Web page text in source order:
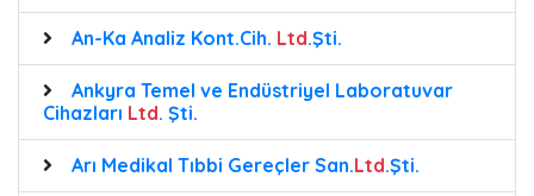
An-Ka Analiz Kont.Cih. Ltd.Şti.
Ankyra Temel ve Endüstriyel Laboratuvar
Cihazları Ltd. Şti.
Arı Medikal Tıbbi Gereçler San.Ltd.Şti.